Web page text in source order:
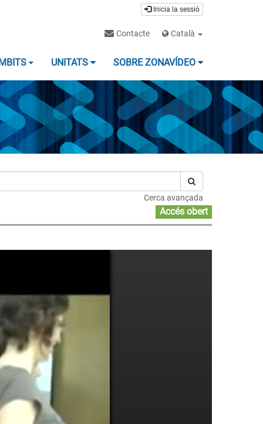
Inicia la sessió
Contacte Català
UNITATS SOBRE ZONAVÍDEO
Cerca avançada
Accés obert